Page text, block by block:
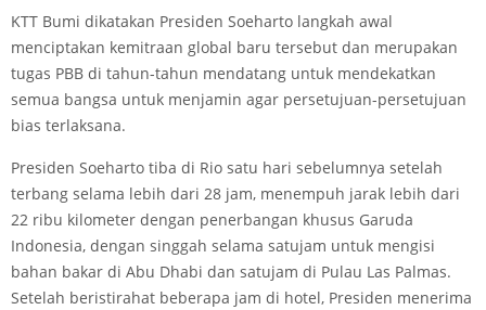
KTT Bumi dikatakan Presiden Soeharto langkah awal
menciptakan kemitraan global baru tersebut dan merupakan
tugas PBB di tahun-tahun mendatang untuk mendekatkan
semua bangsa untuk menjamin agar persetujuan-persetujuan
bias terlaksana.
Presiden Soeharto tiba di Rio satu hari sebelumnya setelah
terbang selama lebih dari 28 jam, menempuh jarak lebih dari
22 ribu kilometer dengan penerbangan khusus Garuda
Indonesia, dengan singgah selama satujam untuk mengisi
bahan bakar di Abu Dhabi dan satujam di Pulau Las Palmas.
Setelah beristirahat beberapa jam di hotel, Presiden menerima